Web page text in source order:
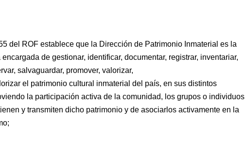
del ROF establece que la Dirección de Patrimonio Inmaterial es la
de gestionar, identificar, documentar, registrar, inventariar,
salvaguardar, promover, valorizar,
el patrimonio cultural inmaterial del país, en sus distintos
la participación activa de la comunidad, los grupos o individuos
y transmiten dicho patrimonio y de asociarlos activamente en la